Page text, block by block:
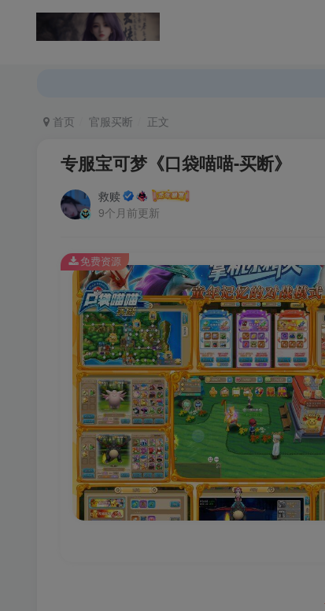
首页 官服买断 正文
专服宝可梦《口袋喵喵-买断》
救赎
9个月前更新
免费资源